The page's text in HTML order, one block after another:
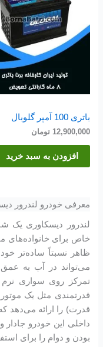
باتری 100 آمپر گلوبال
12,900,000 تومان
افزودن به سبد خرید
معرفی خودرو لندرور
خاص برای خانواده‌های
ظاهر نسبتاً ساده‌تر
تمرکز روی سواری نرم
قدرت) را ارائه
داخلی این خودرو
بودن و دوام را برای